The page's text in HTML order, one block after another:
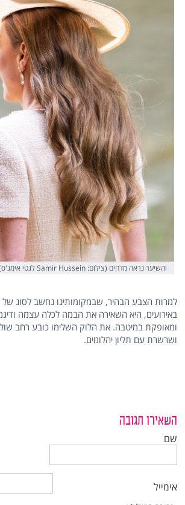
והשיער נראה מדהים (צילום: Samir Hussein לגטי אימג'ס)
באירועים, היא השאירה את הבמה לכלה עצמה
ומאופקת במיטבה. את הלוק השלימו כובע רחב
ושרשרת עם תליון יהלומים.
השאירו תגובה
שם
אימייל